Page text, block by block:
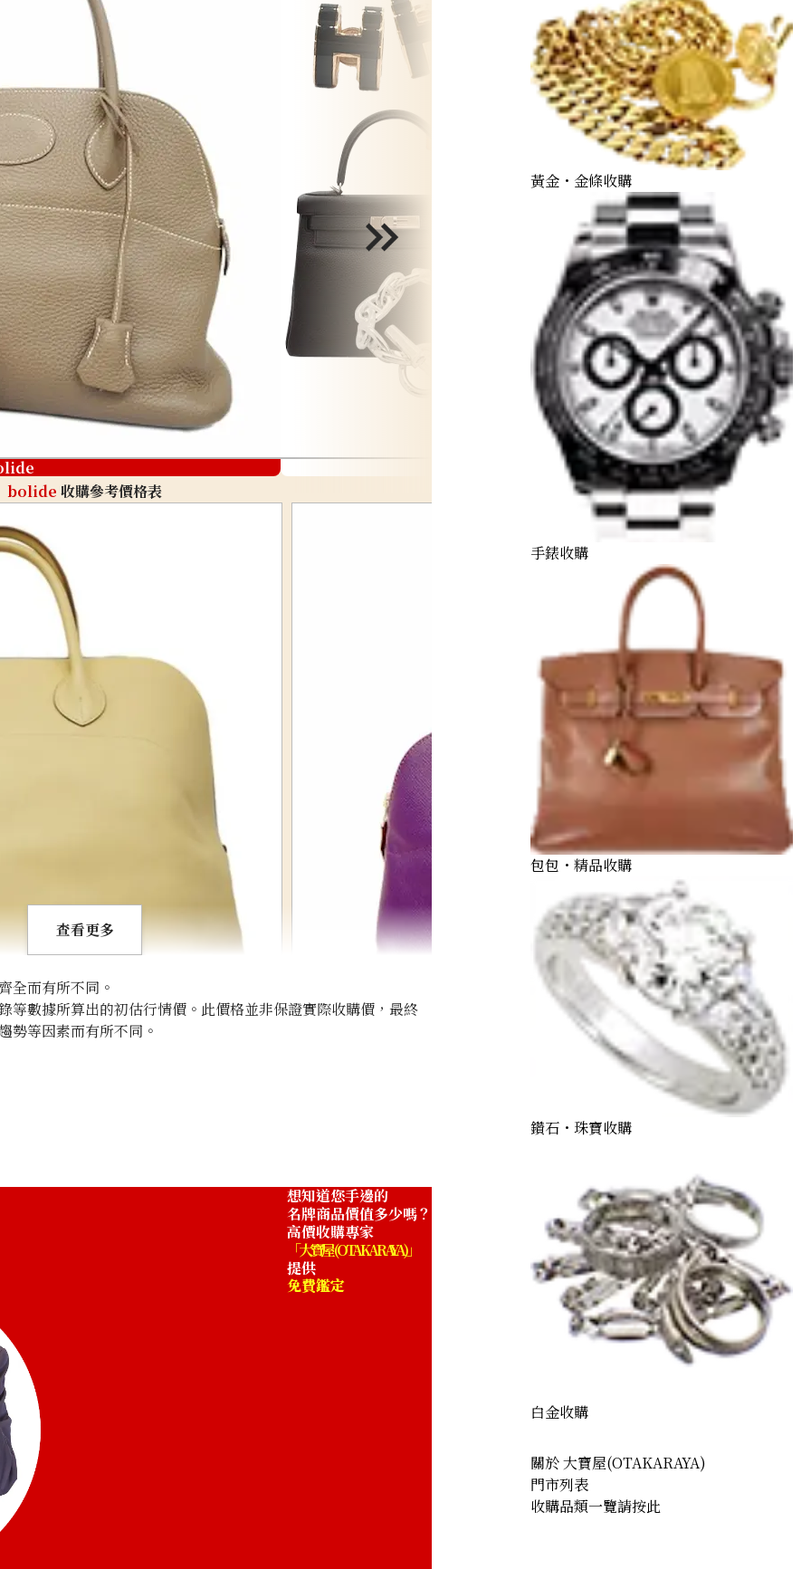
bolide 收購參考價格表
查看更多
全而有所不同。
數據所算出的初估行情價。此價格並非保證實際收購價，最終
勢等因素而有所不同。
想知道您手邊的
名牌商品價值多少嗎？
高價收購專家
「大寶屋 (OTAKARAYA)」
提供
免費鑑定
黃金・金條收購
手錶收購
包包・精品收購
鑽石・珠寶收購
白金收購
關於 大寶屋(OTAKARAYA)
門市列表
收購品類一覽請按此